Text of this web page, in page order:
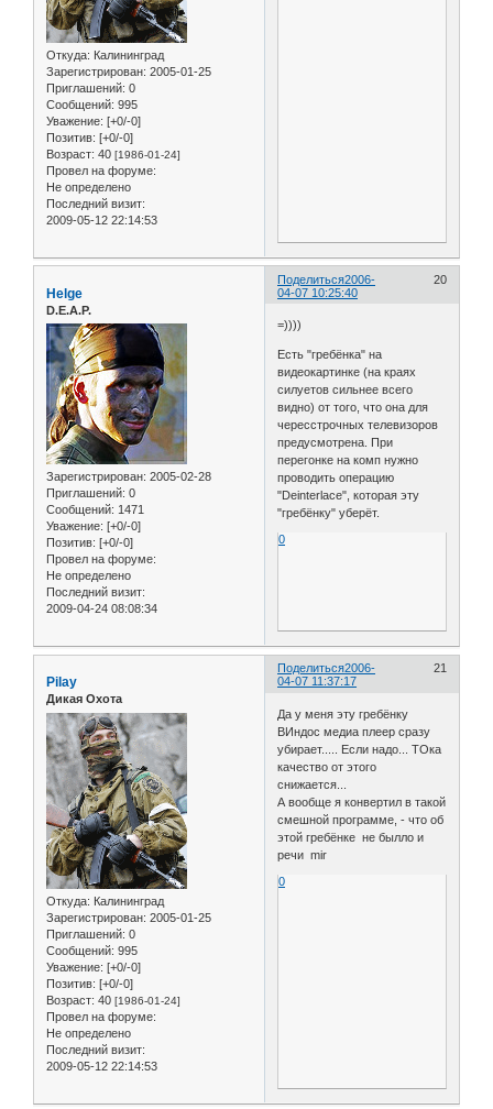
Откуда: Калининград
Зарегистрирован: 2005-01-25
Приглашений: 0
Сообщений: 995
Уважение: [+0/-0]
Позитив: [+0/-0]
Возраст: 40 [1986-01-24]
Провел на форуме:
Не определено
Последний визит:
2009-05-12 22:14:53
Поделиться 20
2006-
04-07 10:25:40
Helge
D.E.A.P.
Зарегистрирован: 2005-02-28
Приглашений: 0
Сообщений: 1471
Уважение: [+0/-0]
Позитив: [+0/-0]
Провел на форуме:
Не определено
Последний визит:
2009-04-24 08:08:34
=))))
Есть "гребёнка" на
видеокартинке (на краях
силуетов сильнее всего
видно) от того, что она для
чересстрочных телевизоров
предусмотрена. При
перегонке на комп нужно
проводить операцию
"Deinterlace", которая эту
"гребёнку" уберёт.
0
Поделиться 21
2006-
04-07 11:37:17
Pilay
Дикая Охота
Откуда: Калининград
Зарегистрирован: 2005-01-25
Приглашений: 0
Сообщений: 995
Уважение: [+0/-0]
Позитив: [+0/-0]
Возраст: 40 [1986-01-24]
Провел на форуме:
Не определено
Последний визит:
2009-05-12 22:14:53
Да у меня эту гребёнку
ВИндос медиа плеер сразу
убирает..... Если надо... ТОка
качество от этого
снижается...
А вообще я конвертил в такой
смешной программе, - что об
этой гребёнке не былло и
речи mir
0